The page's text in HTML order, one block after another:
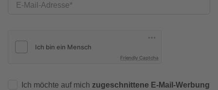
E-Mail-Adresse
Friendly Captcha
Ich möchte auf mich zugeschnittene E-Mail-Werbung